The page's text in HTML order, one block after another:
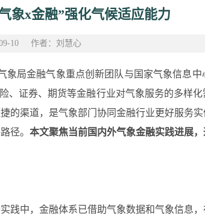
象x金融”强化气候适应能力
10 作者：刘慧心
象局金融气象重点创新团队与国家气象信息
险、证券、期货等金融行业对气象服务的多
渠道，是气象部门协同金融行业更好服务
径。 本文聚焦当前国内外气象金融实践进展
践中，金融体系已借助气象数据和气象信息